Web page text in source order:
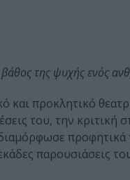
βάθος της ψυχής ενός
και προκλητικό
του, την
παρουσιάσεις